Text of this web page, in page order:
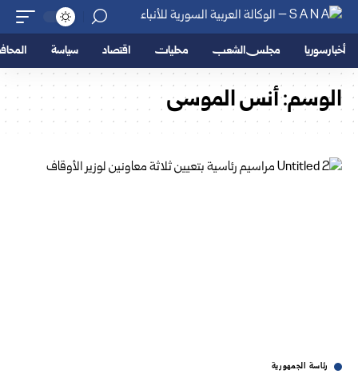
أخبار سوريا مجلس الشعب محليات اقتصاد سياسة
الوسم:أنس الموسى
رئاسة الجمهورية